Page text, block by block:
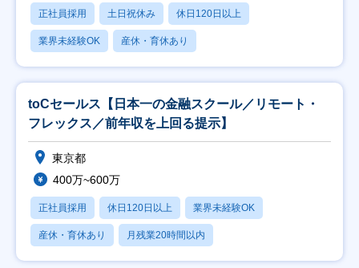
正社員採用 土日祝休み 休日120日以上
業界未経験OK 産休・育休あり
toCセールス【日本一の金融スクール／リモート・
フレックス／前年収を上回る提示】
東京都
400万~600万
正社員採用 休日120日以上 業界未経験OK
産休・育休あり 月残業20時間以内